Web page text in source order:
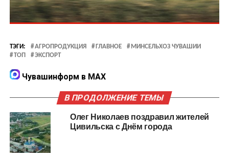
ТЭГИ: АГРОПРОДУКЦИЯ ГЛАВНОЕ
МИНСЕЛЬХОЗ ЧУВАШИИ
ТОП
ЭКСПОРТ
Чувашинформ в MAX
В ПРОДОЛЖЕНИЕ ТЕМЫ
Олег Николаев поздравил жителей
Цивильска с Днём города